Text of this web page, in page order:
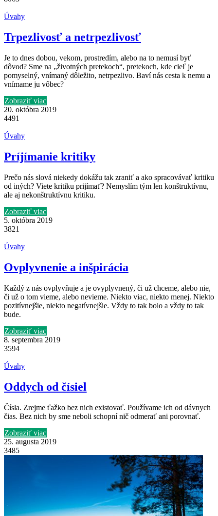
Úvahy
Trpezlivosť a netrpezlivosť
Je to dnes dobou, vekom, prostredím, alebo na to nemusí byť
dôvod? Sme na „životných pretekoch“, pretekoch, kde cieľ je
pomyselný, vnímaný dôležito, netrpezlivo. Baví nás cesta k nemu a
vnímame ju vôbec?
Zobraziť viac
20. októbra 2019
4491
Úvahy
Príjímanie kritiky
Prečo nás slová niekedy dokážu tak zraniť a ako spracovávať kritiku
od iných? Viete kritiku prijímať? Nemyslím tým len konštruktívnu,
ale aj nekonštruktívnu kritiku.
Zobraziť viac
5. októbra 2019
3821
Úvahy
Ovplyvnenie a inšpirácia
Každý z nás ovplyvňuje a je ovyplyvnený, či už chceme, alebo nie,
či už o tom vieme, alebo nevieme. Niekto viac, niekto menej. Niekto
pozitívnejšie, niekto negatívnejšie. Vždy to tak bolo a vždy to tak
bude.
Zobraziť viac
8. septembra 2019
3594
Úvahy
Oddych od čísiel
Čísla. Zrejme ťažko bez nich existovať. Používame ich od dávnych
čias. Bez nich by sme neboli schopní nič odmerať ani porovnať.
Zobraziť viac
25. augusta 2019
3485